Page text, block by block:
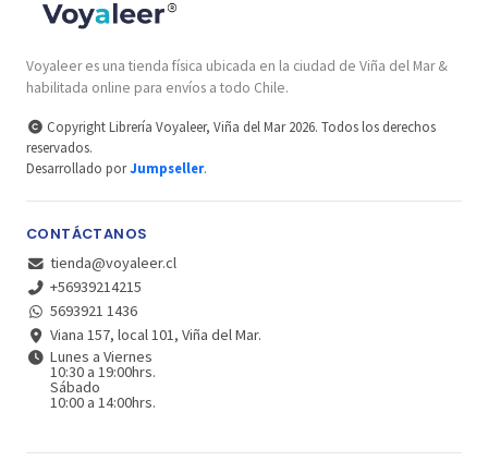
Voyaleer es una tienda física ubicada en la ciudad de Viña del Mar &
habilitada online para envíos a todo Chile.
Copyright Librería Voyaleer, Viña del Mar 2026. Todos los derechos
reservados.
Desarrollado porJumpseller.
CONTÁCTANOS
tienda@voyaleer.cl
+56939214215
5693921 1436
Viana 157, local 101, Viña del Mar.
Lunes a Viernes
10:30 a 19:00hrs.
Sábado
10:00 a 14:00hrs.